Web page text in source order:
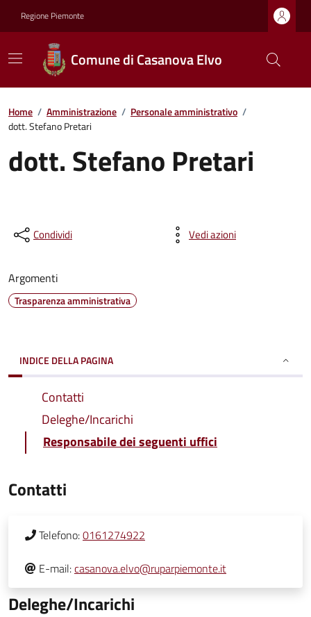
Regione Piemonte
Comune di Casanova Elvo
Home / Amministrazione / Personale amministrativo /
dott. Stefano Pretari
dott. Stefano Pretari
Condividi Vedi azioni
Argomenti
Trasparenza amministrativa
INDICE DELLA PAGINA
Contatti
Deleghe/Incarichi
Responsabile dei seguenti uffici
Contatti
Telefono:0161274922
E-mail:casanova.elvo@ruparpiemonte.it
Deleghe/Incarichi